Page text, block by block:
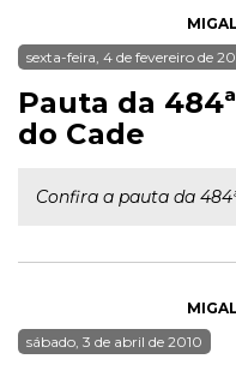
sexta-feira, 4 de fevereiro de
Pauta da
do Cade
Confira a pauta da
sábado, 3 de abril de 2010